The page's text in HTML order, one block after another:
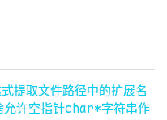
提取文件路径中的扩展名
空指针char*字符串作